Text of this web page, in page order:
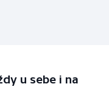
u sebe i na